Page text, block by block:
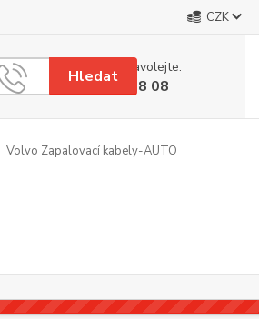
CZK
Hledat
Nevíte si rady? Zavolejte.
+420 608 08 18 08
Volvo Zapalovací kabely-AUTO